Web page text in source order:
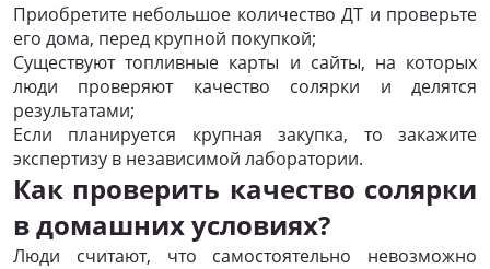
Приобретите небольшое количество ДТ и проверьте
его дома, перед крупной покупкой;
Существуют топливные карты и сайты, на которых
люди проверяют качество солярки и делятся
результатами;
Если планируется крупная закупка, то закажите
экспертизу в независимой лаборатории.
Как проверить качество солярки
в домашних условиях?
Люди считают, что самостоятельно невозможно